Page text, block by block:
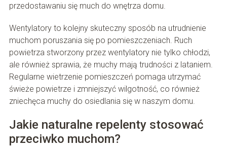
przedostawaniu się much do wnętrza domu.
Wentylatory to kolejny skuteczny sposób na utrudnienie
muchom poruszania się po pomieszczeniach. Ruch
powietrza stworzony przez wentylatory nie tylko chłodzi,
ale również sprawia, że muchy mają trudności z lataniem.
Regularne wietrzenie pomieszczeń pomaga utrzymać
świeże powietrze i zmniejszyć wilgotność, co również
zniechęca muchy do osiedlania się w naszym domu.
Jakie naturalne repelenty stosować
przeciwko muchom?